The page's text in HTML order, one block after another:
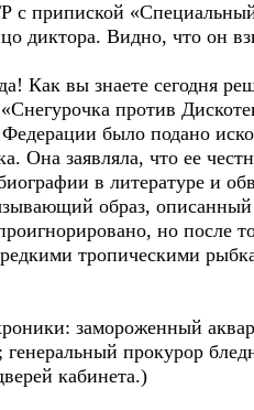
с припиской
диктора. Видно, что он
Как вы знаете сегодня
против
было подано
Она заявляла, что ее
в литературе и
образ,
но после
редкими тропическими
замороженный
прокурор
кабинета.)